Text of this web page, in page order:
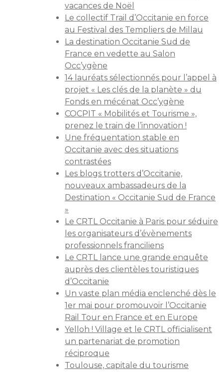
vacances de Noël
Le collectif Trail d’Occitanie en force
au Festival des Templiers de Millau
La destination Occitanie Sud de
France en vedette au Salon
Occ’ygène
14 lauréats sélectionnés pour l’appel à
projet « Les clés de la planète » du
Fonds en mécénat Occ’ygène
COCPIT « Mobilités et Tourisme »,
prenez le train de l’innovation !
Une fréquentation stable en
Occitanie avec des situations
contrastées
Les blogs trotters d’Occitanie,
nouveaux ambassadeurs de la
Destination « Occitanie Sud de France
»
Le CRTL Occitanie à Paris pour séduire
les organisateurs d’évènements
professionnels franciliens
Le CRTL lance une grande enquête
auprès des clientèles touristiques
d’Occitanie
Un vaste plan média enclenché dès le
1er mai pour promouvoir l’Occitanie
Rail Tour en France et en Europe
Yelloh ! Village et le CRTL officialisent
un partenariat de promotion
réciproque
Toulouse, capitale du tourisme